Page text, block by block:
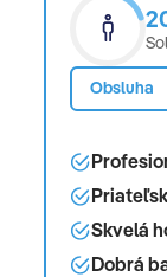
Obsluha
Skvelá
Dobrá